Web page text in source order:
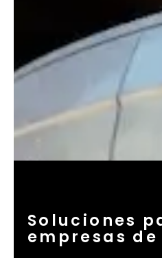
Soluciones
empresas de